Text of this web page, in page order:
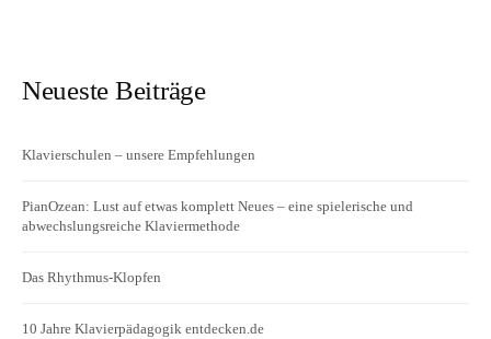
Neueste Beiträge
Klavierschulen – unsere Empfehlungen
PianOzean: Lust auf etwas komplett Neues – eine spielerische und
abwechslungsreiche Klaviermethode
Das Rhythmus-Klopfen
10 Jahre Klavierpädagogik entdecken.de